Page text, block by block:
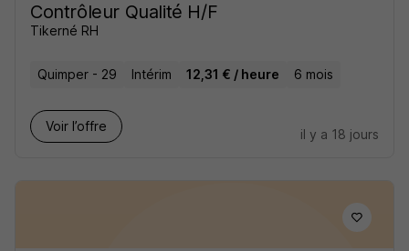
Contrôleur Qualité H/F
Tikerné RH
Quimper - 29 Intérim 12,31 € / heure 6 mois
Voir l’offre
il y a 18 jours